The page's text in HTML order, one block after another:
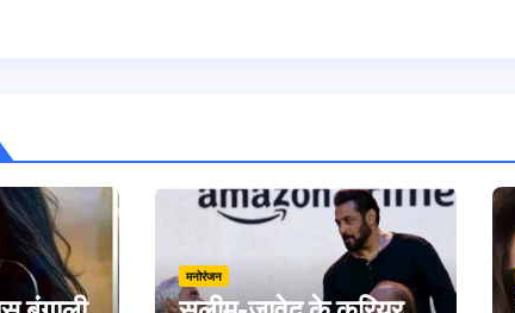
मनोरंजन